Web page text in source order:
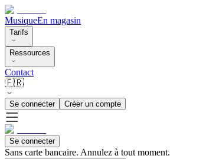
MusiqueEn magasin
Tarifs
Ressources
Contact
🇫🇷
Se connecter Créer un compte
Se connecter
Sans carte bancaire. Annulez à tout moment.